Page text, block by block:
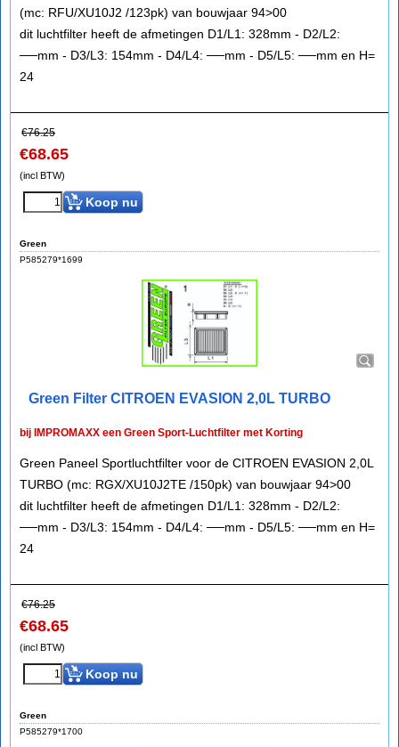
(mc: RFU/XU10J2 /123pk) van bouwjaar 94>00
dit luchtfilter heeft de afmetingen D1/L1: 328mm - D2/L2:
──mm - D3/L3: 154mm - D4/L4: ──mm - D5/L5: ──mm en H=
24
€76.25
€68.65
(incl BTW)
Koop nu
Green
P585279*1699
Green Filter CITROEN EVASION 2,0L TURBO
bij IMPROMAXX een Green Sport-Luchtfilter met Korting
Green Paneel Sportluchtfilter voor de CITROEN EVASION 2,0L
TURBO (mc: RGX/XU10J2TE /150pk) van bouwjaar 94>00
dit luchtfilter heeft de afmetingen D1/L1: 328mm - D2/L2:
──mm - D3/L3: 154mm - D4/L4: ──mm - D5/L5: ──mm en H=
24
€76.25
€68.65
(incl BTW)
Koop nu
Green
P585279*1700